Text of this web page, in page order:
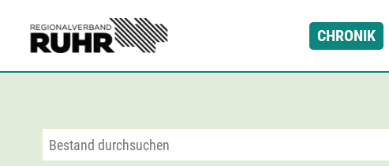
CHRONIK